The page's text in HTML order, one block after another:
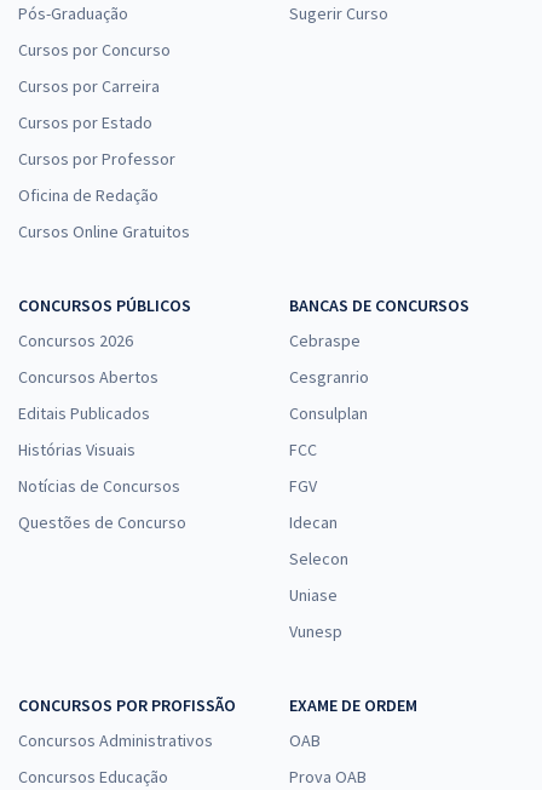
Pós-Graduação
Cursos por Concurso
Cursos por Carreira
Cursos por Estado
Cursos por Professor
Oficina de Redação
Cursos Online Gratuitos
Sugerir Curso
CONCURSOS PÚBLICOS
Concursos 2026
Concursos Abertos
Editais Publicados
Histórias Visuais
Notícias de Concursos
Questões de Concurso
BANCAS DE CONCURSOS
Cebraspe
Cesgranrio
Consulplan
FCC
FGV
Idecan
Selecon
Uniase
Vunesp
CONCURSOS POR PROFISSÃO
Concursos Administrativos
Concursos Educação
EXAME DE ORDEM
OAB
Prova OAB